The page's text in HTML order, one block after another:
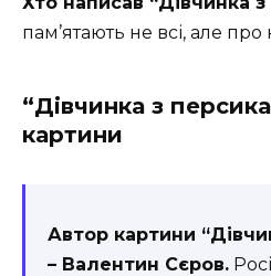
пам’ятають не всі, але про
“Дівчинка з
картини
Автор картини
– Валентин Сєров.